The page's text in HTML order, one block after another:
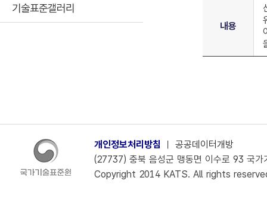
내용
기술표준갤러리
개인정보처리방침 ㅣ 공공데이터개방
(27737) 충북 음성군 맹동면 이수로 93 국
Copyright 2014 KATS. All rights